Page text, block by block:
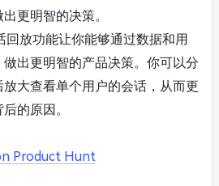
更明智的决策。
回放功能让你能够通过数据和用
出更明智的产品决策。你可以分
大查看单个用户的会话，从而更
的原因。
Product Hunt